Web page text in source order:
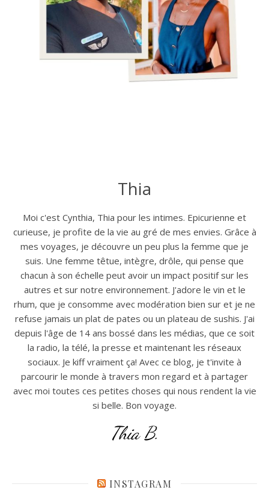
Thia
Moi c'est Cynthia, Thia pour les intimes. Epicurienne et
curieuse, je profite de la vie au gré de mes envies. Grâce à
mes voyages, je découvre un peu plus la femme que je
suis. Une femme têtue, intègre, drôle, qui pense que
chacun à son échelle peut avoir un impact positif sur les
autres et sur notre environnement. J'adore le vin et le
rhum, que je consomme avec modération bien sur et je ne
refuse jamais un plat de pates ou un plateau de sushis. J'ai
depuis l'âge de 14 ans bossé dans les médias, que ce soit
la radio, la télé, la presse et maintenant les réseaux
sociaux. Je kiff vraiment ça! Avec ce blog, je t'invite à
parcourir le monde à travers mon regard et à partager
avec moi toutes ces petites choses qui nous rendent la vie
si belle. Bon voyage.
Thia B.
INSTAGRAM